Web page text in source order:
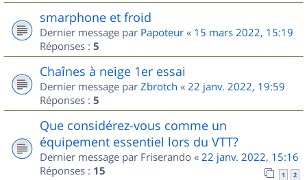
smarphone et froid
Dernier message par Papoteur « 15 mars 2022, 15:19
Réponses : 5
Chaînes à neige 1er essai
Dernier message par Zbrotch « 22 janv. 2022, 19:59
Réponses : 5
Que considérez-vous comme un
équipement essentiel lors du VTT?
Dernier message par Friserando « 22 janv. 2022, 15:16
Réponses : 15 1 2